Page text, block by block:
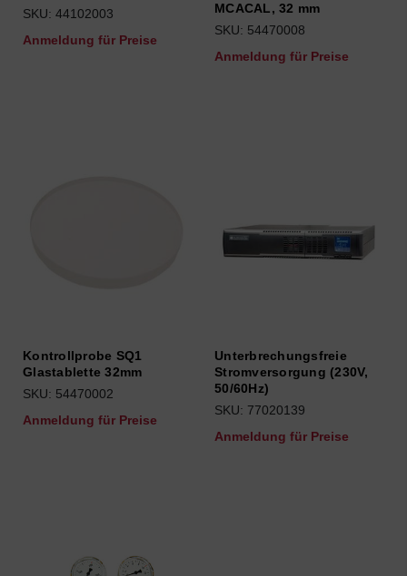
SKU: 44102003
Anmeldung für Preise
MCACAL, 32 mm
SKU: 54470008
Anmeldung für Preise
Kontrollprobe SQ1
Glastablette 32mm
SKU: 54470002
Anmeldung für Preise
Unterbrechungsfreie
Stromversorgung (230V,
50/60Hz)
SKU: 77020139
Anmeldung für Preise